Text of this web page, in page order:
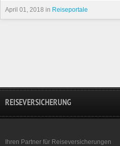
April 01, 2018 in Reiseportale
REISEVERSICHERUNG
Ihren Partner für Reiseversicherungen